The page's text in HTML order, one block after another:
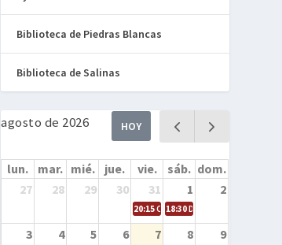
Biblioteca de Piedras Blancas
Biblioteca de Salinas
agosto de 2026 HOY
lun. mar. mié. jue. vie. sáb. dom.
27
28 29 30 31 1 2
20:15Cine en la calle – Cómo
18:30Danza – Cita en el
3 4 5 6 7 8 9